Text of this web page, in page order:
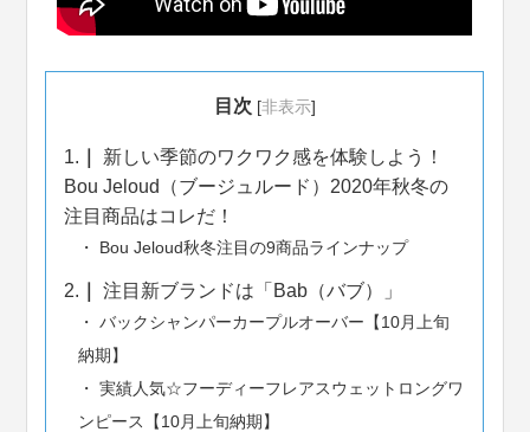
目次 [非表示]
1.
新しい季節のワクワク感を体験しよう！
Bou Jeloud（ブージュルード）2020年秋冬の
注目商品はコレだ！
Bou Jeloud秋冬注目の9商品ラインナップ
2. 注目新ブランドは「Bab（バブ）」
バックシャンパーカープルオーバー【10月上旬
納期】
実績人気☆フーディーフレアスウェットロングワ
ンピース【10月上旬納期】